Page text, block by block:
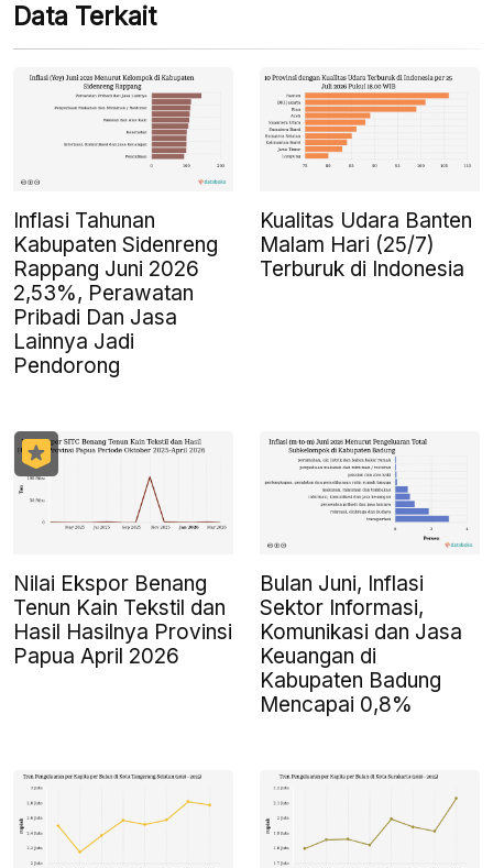
Data Terkait
Inflasi Tahunan
Kabupaten Sidenreng
Rappang Juni 2026
2,53%, Perawatan
Pribadi Dan Jasa
Lainnya Jadi
Pendorong
Kualitas Udara Banten
Malam Hari (25/7)
Terburuk di Indonesia
Nilai Ekspor Benang
Tenun Kain Tekstil dan
Hasil Hasilnya Provinsi
Papua April 2026
Bulan Juni, Inflasi
Sektor Informasi,
Komunikasi dan Jasa
Keuangan di
Kabupaten Badung
Mencapai 0,8%